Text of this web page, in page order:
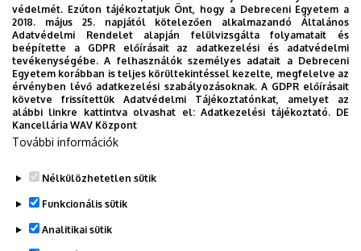
Helyszín:DEAC műfüves pályái (Debrecen, Dóczy József
u. 9.)
Dokumentumok
BJLEK és KMFK nagydöntők (273.75 KB)
Last update: 2026. 06. 11. 13:29
védelmét. Ezúton tájékoztatjuk Önt, hogy a Debreceni Egyetem a
2018. május 25. napjától kötelezően alkalmazandó Általános
Adatvédelmi Rendelet alapján felülvizsgálta folyamatait és
beépítette a GDPR előírásait az adatkezelési és adatvédelmi
tevékenységébe. A felhasználók személyes adatait a Debreceni
Egyetem korábban is teljes körültekintéssel kezelte, megfelelve az
érvényben lévő adatkezelési szabályozásoknak. A GDPR előírásait
követve frissítettük Adatvédelmi Tájékoztatónkat, amelyet az
alábbi linkre kattintva olvashat el:Adatkezelési tájékoztató. DE
Kancellária WAV Központ
További információk
Nélkülözhetetlen sütik
Funkcionális sütik
Analitikai sütik